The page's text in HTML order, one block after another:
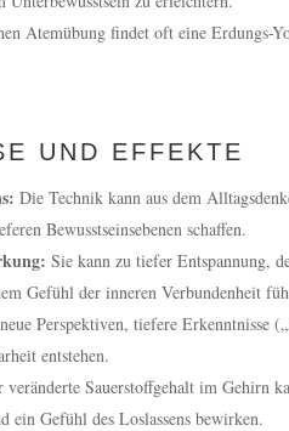
Atemübung findet oft eine Erdungs-
UND EFFEKTE
Die Technik kann aus dem
Bewusstseinsebenen schaffen.
Sie kann zu tiefer Entspannung,
Gefühl der inneren Verbundenheit
Perspektiven, tiefere Erkenntnisse
entstehen.
veränderte Sauerstoffgehalt im Gehirn
ein Gefühl des Loslassens bewirken.